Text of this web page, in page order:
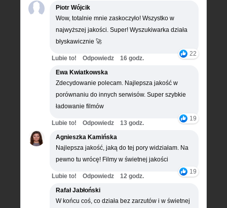
Piotr Wójcik
Wow, totalnie mnie zaskoczyło! Wszystko w
najwyższej jakości. Super! Wyszukiwarka działa
błyskawicznie 🚀
22
Lubie to! Odpowiedz
16 godz.
Ewa Kwiatkowska
Zdecydowanie polecam. Najlepsza jakość w
porównaniu do innych serwisów. Super szybkie
ładowanie filmów
19
Lubie to! Odpowiedz
13 godz.
Agnieszka Kamińska
Najlepsza jakość, jaką do tej pory widziałam. Na
pewno tu wrócę! Filmy w świetnej jakości
19
Lubie to! Odpowiedz
12 godz.
Rafał Jabłoński
W końcu coś, co działa bez zarzutów i w świetnej